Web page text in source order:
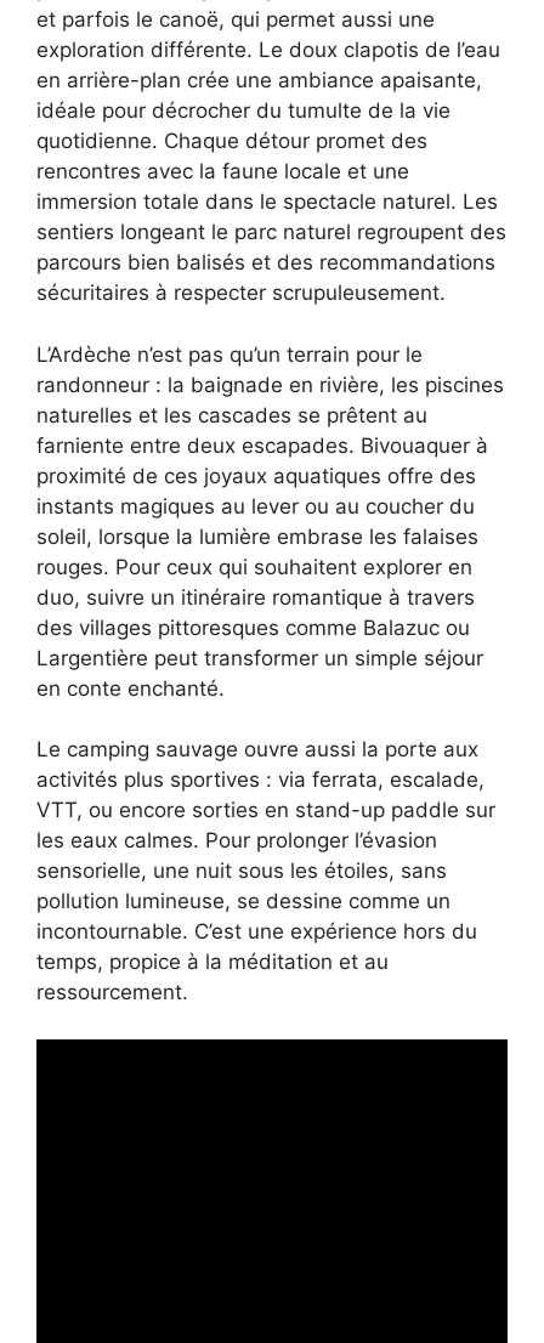
et parfois le canoë, qui permet aussi une
exploration différente. Le doux clapotis de l’eau
en arrière-plan crée une ambiance apaisante,
idéale pour décrocher du tumulte de la vie
quotidienne. Chaque détour promet des
rencontres avec la faune locale et une
immersion totale dans le spectacle naturel. Les
sentiers longeant le parc naturel regroupent des
parcours bien balisés et des recommandations
sécuritaires à respecter scrupuleusement.
L’Ardèche n’est pas qu’un terrain pour le
randonneur : la baignade en rivière, les piscines
naturelles et les cascades se prêtent au
farniente entre deux escapades. Bivouaquer à
proximité de ces joyaux aquatiques offre des
instants magiques au lever ou au coucher du
soleil, lorsque la lumière embrase les falaises
rouges. Pour ceux qui souhaitent explorer en
duo, suivre un itinéraire romantique à travers
des villages pittoresques comme Balazuc ou
Largentière peut transformer un simple séjour
en conte enchanté.
Le camping sauvage ouvre aussi la porte aux
activités plus sportives : via ferrata, escalade,
VTT, ou encore sorties en stand-up paddle sur
les eaux calmes. Pour prolonger l’évasion
sensorielle, une nuit sous les étoiles, sans
pollution lumineuse, se dessine comme un
incontournable. C’est une expérience hors du
temps, propice à la méditation et au
ressourcement.